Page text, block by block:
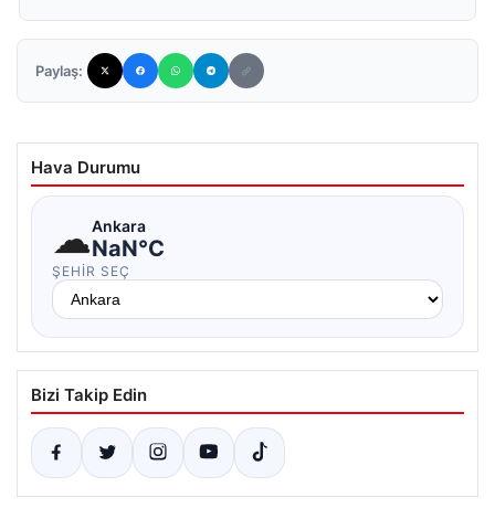
Paylaş:
Hava Durumu
☁Ankara
NaN°C
ŞEHIR SEÇ
Bizi Takip Edin